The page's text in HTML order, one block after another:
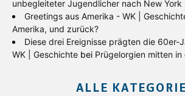
unbegleiteter Jugendlicher nach New York
Greetings aus Amerika - WK |
Amerika, und zurück?
Diese drei Ereignisse prägten die 60er-
WK | Geschichte bei Prügelorgien mitten
ALLE